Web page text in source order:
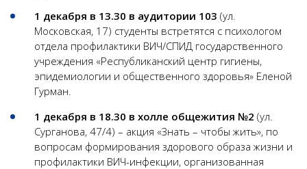
1 декабря в 13.30 в аудитории 103 (ул.
Московская, 17) студенты встретятся с психологом
отдела профилактики ВИЧ/СПИД государственного
учреждения «Республиканский центр гигиены,
эпидемиологии и общественного здоровья» Еленой
Гурман.
1 декабря в 18.30 в холле общежития №2 (ул.
Сурганова, 47/4) – акция «Знать – чтобы жить», по
вопросам формирования здорового образа жизни и
профилактики ВИЧ-инфекции, организованная